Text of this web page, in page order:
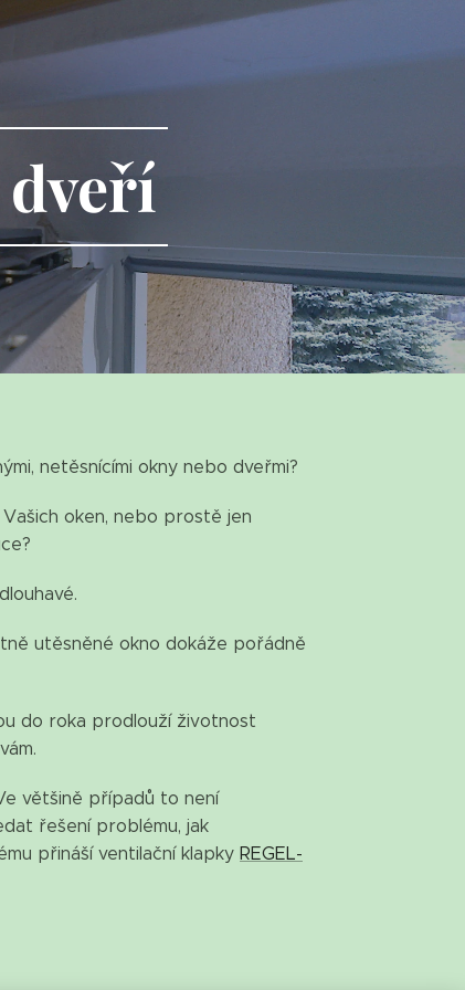
dveří
netěsnícími okny nebo dveřmi?
oken, nebo prostě jen
utěsněné okno dokáže pořádně
do roka prodlouží životnost
většině případů to není
řešení problému, jak
přináší ventilační klapky REGEL-